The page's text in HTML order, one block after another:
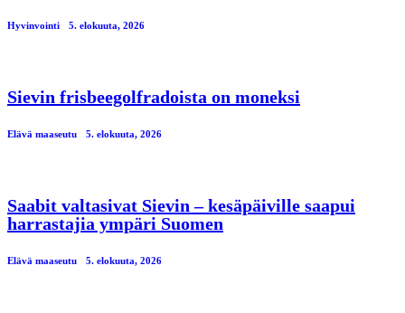
Hyvinvointi 5. elokuuta, 2026
Sievin frisbeegolfradoista on moneksi
Elävä maaseutu 5. elokuuta, 2026
Saabit valtasivat Sievin – kesäpäiville saapui
harrastajia ympäri Suomen
Elävä maaseutu 5. elokuuta, 2026